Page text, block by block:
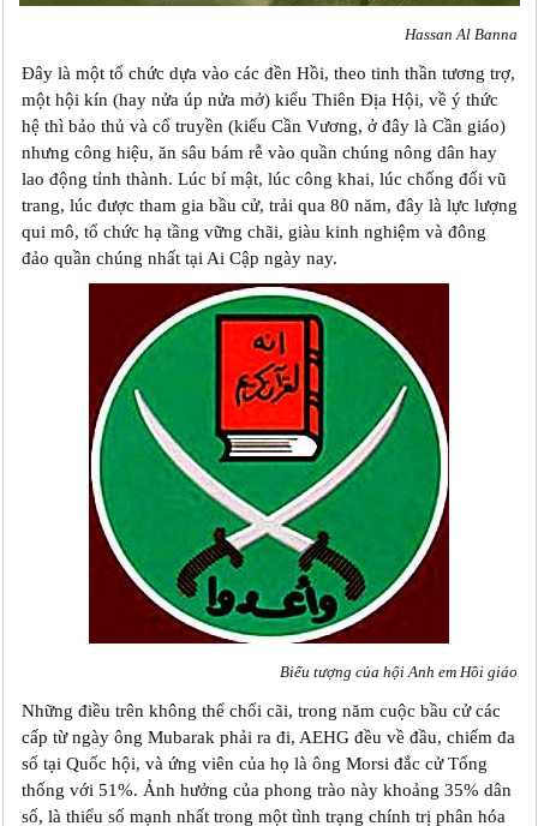
Hassan Al Banna
Đây là một tổ chức dựa vào các đền Hồi, theo tinh thần tương trợ,
một hội kín (hay nửa úp nửa mở) kiểu Thiên Địa Hội, về ý thức
hệ thì bảo thủ và cổ truyền (kiểu Cần Vương, ở đây là Cần giáo)
nhưng công hiệu, ăn sâu bám rễ vào quần chúng nông dân hay
lao động tỉnh thành. Lúc bí mật, lúc công khai, lúc chống đối vũ
trang, lúc được tham gia bầu cử, trải qua 80 năm, đây là lực lượng
qui mô, tổ chức hạ tầng vững chãi, giàu kinh nghiệm và đông
đảo quần chúng nhất tại Ai Cập ngày nay.
Biểu tượng của hội Anh em Hồi giáo
Những điều trên không thể chối cãi, trong năm cuộc bầu cử các
cấp từ ngày ông Mubarak phải ra đi, AEHG đều về đầu, chiếm đa
số tại Quốc hội, và ứng viên của họ là ông Morsi đắc cử Tổng
thống với 51%. Ảnh hưởng của phong trào này khoảng 35% dân
số, là thiểu số mạnh nhất trong một tình trạng chính trị phân hóa